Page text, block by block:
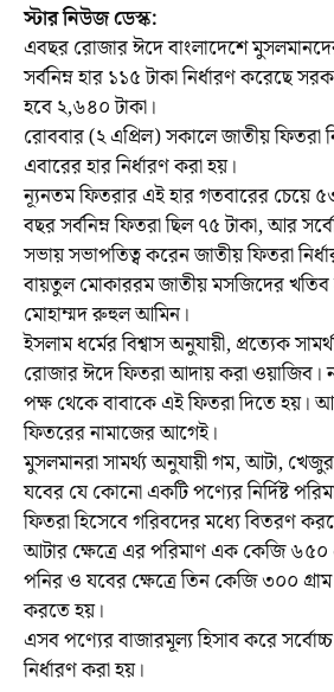
স্টার নিউজ ডেস্ক:
এবছর রোজার ঈদে বাংলাদেশে
সর্বনিম্ন হার ১১৫ টাকা নির্ধারণ করেছে
হবে ২,৬৪০ টাকা।
রোববার (২ এপ্রিল) সকালে জাতীয় ফিতরা
এবারের হার নির্ধারণ করা হয়।
ন্যূনতম ফিতরার এই হার গতবারের চেয়ে
বছর সর্বনিম্ন ফিতরা ছিল ৭৫ টাকা, আর
সভায় সভাপতিত্ব করেন জাতীয় ফিতরা
বায়তুল মোকাররম জাতীয় মসজিদের খতিব
মোহাম্মদ রুহুল আমিন।
ইসলাম ধর্মের বিশ্বাস অনুযায়ী, প্রত্যেক
রোজার ঈদে ফিতরা আদায় করা ওয়াজিব।
পক্ষ থেকে বাবাকে এই ফিতরা দিতে হয়।
ফিতরের নামাজের আগেই।
মুসলমানরা সামর্থ্য অনুযায়ী গম, আটা,
যবের যে কোনো একটি পণ্যের নির্দিষ্ট
ফিতরা হিসেবে গরিবদের মধ্যে বিতরণ
আটার ক্ষেত্রে এর পরিমাণ এক কেজি ৬৫০
পনির ও যবের ক্ষেত্রে তিন কেজি ৩০০
করতে হয়।
এসব পণ্যের বাজারমূল্য হিসাব করে সর্বোচ্চ
নির্ধারণ করা হয়।